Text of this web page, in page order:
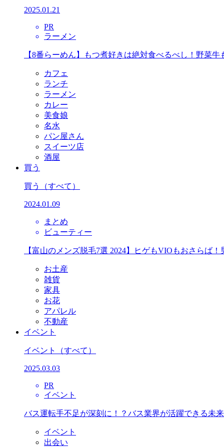
2025.01.21
PR
ラーメン
【8番らーめん】もつ煮好きは絶対食べるべし！野菜
カフェ
ランチ
ラーメン
カレー
美食娘
名水
パン屋さん
スイーツ店
酒屋
買う
買う （すべて）
2024.01.09
まとめ
ビューティー
【富山のメンズ脱毛7選 2024】ヒゲもVIOもおさらば
お土産
雑貨
家具
お花
アパレル
不動産
イベント
イベント （すべて）
2025.03.03
PR
イベント
バス運転手不足が深刻に！？バス業界が活躍できる未
イベント
出会い